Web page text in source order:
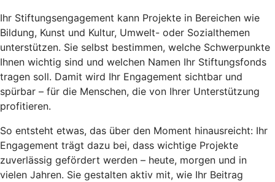
Ihr Stiftungsengagement kann Projekte in Bereichen wie
Bildung, Kunst und Kultur, Umwelt- oder Sozialthemen
unterstützen. Sie selbst bestimmen, welche Schwerpunkte
Ihnen wichtig sind und welchen Namen Ihr Stiftungsfonds
tragen soll. Damit wird Ihr Engagement sichtbar und
spürbar – für die Menschen, die von Ihrer Unterstützung
profitieren.
So entsteht etwas, das über den Moment hinausreicht: Ihr
Engagement trägt dazu bei, dass wichtige Projekte
zuverlässig gefördert werden – heute, morgen und in
vielen Jahren. Sie gestalten aktiv mit, wie Ihr Beitrag